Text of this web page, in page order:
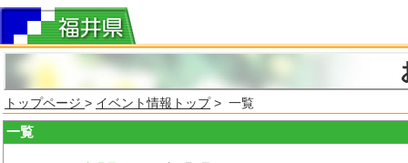
トップページ > イベント情報トップ> 一覧
一覧